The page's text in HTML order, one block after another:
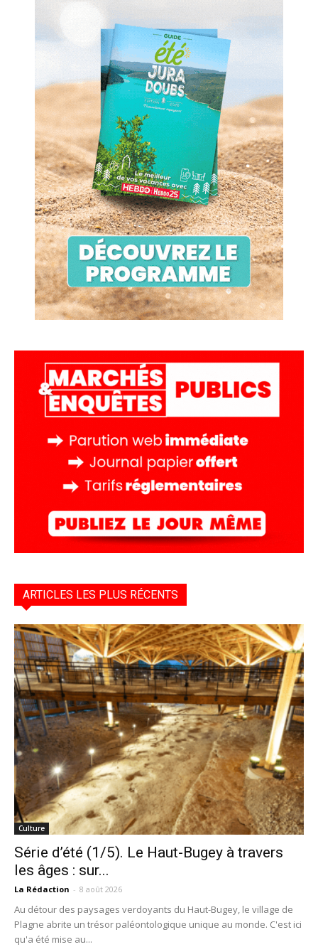
ARTICLES LES PLUS RÉCENTS
Culture
Série d’été (1/5). Le Haut-Bugey à travers
les âges : sur...
La Rédaction - 8 août 2026
Au détour des paysages verdoyants du Haut-Bugey, le village de
Plagne abrite un trésor paléontologique unique au monde. C'est ici
qu'a été mise au...